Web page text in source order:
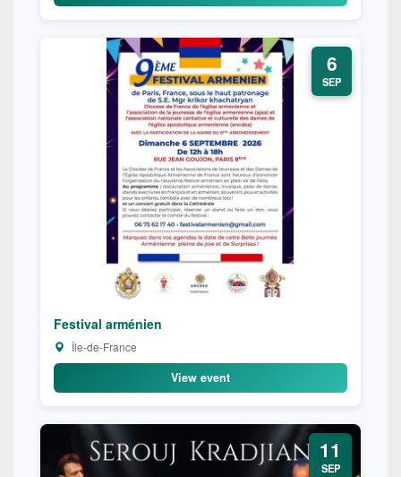
6
SEP
Festival arménien
Île-de-France
View event
11
SEP